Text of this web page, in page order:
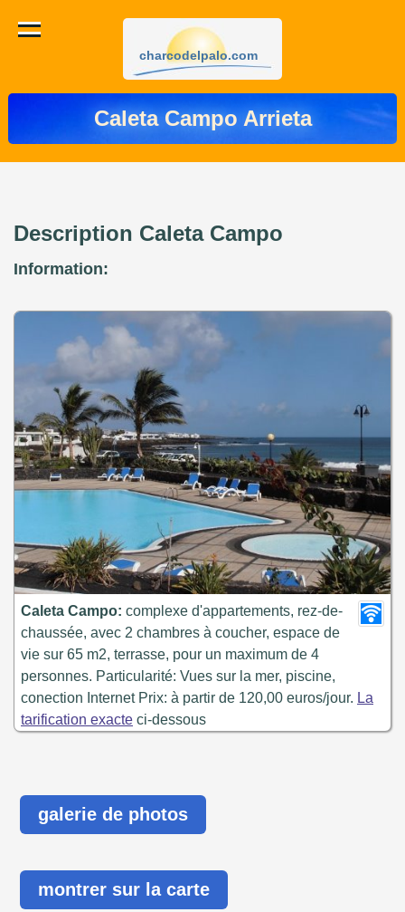
charcodelpalo.com
Caleta Campo Arrieta
Description Caleta Campo
Information:
Caleta Campo: complexe d'appartements, rez-de-
chaussée, avec 2 chambres à coucher, espace de
vie sur 65 m2, terrasse, pour un maximum de 4
personnes. Particularité: Vues sur la mer, piscine,
conection Internet Prix: à partir de 120,00 euros/jour. La
tarification exacte ci-dessous
galerie de photos
montrer sur la carte